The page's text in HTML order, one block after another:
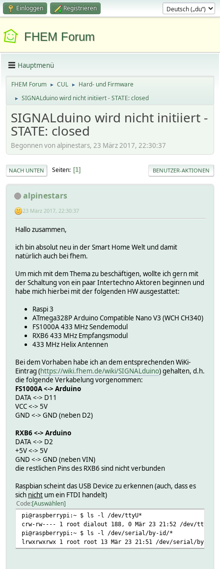
Einloggen Registrieren
FHEM Forum
Hauptmenü
FHEM Forum ► CUL ► Hard- und Firmware
► SIGNALduino wird nicht initiiert - STATE: closed
SIGNALduino wird nicht initiiert -
STATE: closed
Begonnen von alpinestars, 23 März 2017, 22:30:37
NACH UNTEN Seiten 1 BENUTZER-AKTIONEN
alpinestars
23 März 2017, 22:30:37
Hallo zusammen,
ich bin absolut neu in der Smart Home Welt und damit
natürlich auch bei fhem.
Um mich mit dem Thema zu beschäftigen, wollte ich gern mit
der Schaltung von ein paar Intertechno Aktoren beginnen und
habe mich hierbei mit der folgenden HW ausgestattet:
Raspi 3
ATmega328P Arduino Compatible Nano V3 (WCH CH340)
FS1000A 433 MHz Sendemodul
RXB6 433 MHz Empfangsmodul
433 MHz Helix Antennen
Bei dem Vorhaben habe ich an dem entsprechenden WiKi-
Eintrag (https://wiki.fhem.de/wiki/SIGNALduino) gehalten, d.h.
die folgende Verkabelung vorgenommen:
FS1000A <-> Arduino
DATA <-> D11
VCC <-> 5V
GND <-> GND (neben D2)
RXB6 <-> Arduino
DATA <-> D2
+5V <-> 5V
GND <-> GND (neben VIN)
die restlichen Pins des RXB6 sind nicht verbunden
Raspbian scheint das USB Device zu erkennen (auch, dass es
sich nicht um ein FTDI handelt)
Code Auswählen
pi@raspberrypi:~ $ ls -l /dev/ttyU*
crw-rw---- 1 root dialout 188, 0 Mär 23 21:52 /dev/
pi@raspberrypi:~ $ ls -l /dev/serial/by-id/*
lrwxrwxrwx 1 root root 13 Mär 23 21:51 /dev/serial/by-